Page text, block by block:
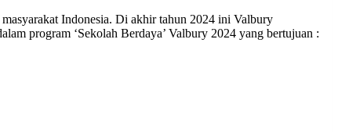
Indonesia. Di akhir tahun 2024 ini Valbury
program ‘Sekolah Berdaya’ Valbury 2024 yang bertujuan :